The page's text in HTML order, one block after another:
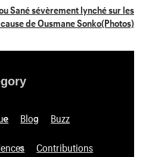
Sané sévèrement lynché sur les
de Ousmane Sonko(Photos)
Blog Buzz
Contributions